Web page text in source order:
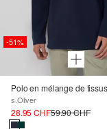
-51%
s.Oliver
28.95 CHF59.90 CHF